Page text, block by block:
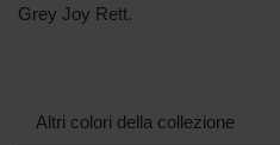
Grey Joy Rett.
Altri colori della collezione